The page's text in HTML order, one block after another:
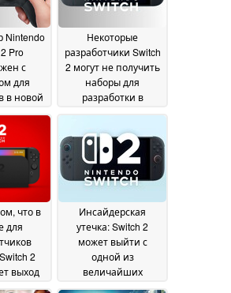
Nintendo
Pro
с
для
в новой
01 April 2025
Некоторые
разработчики Switch
2 могут не получить
наборы для
разработки в
Nintendo пытается
свести к минимуму
утечки информации
01 April 2025
что в
для
2
выход
Инсайдерская
утечка: Switch 2
может выйти с
одной из
величайших